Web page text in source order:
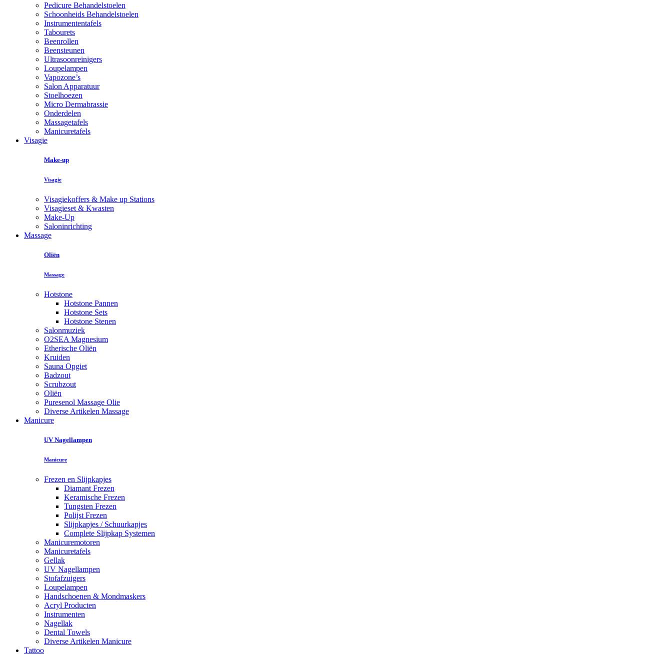
Pedicure Behandelstoelen
Schoonheids Behandelstoelen
Instrumententafels
Tabourets
Beenrollen
Beensteunen
Ultrasoonreinigers
Loupelampen
Vapozone’s
Salon Apparatuur
Stoelhoezen
Micro Dermabrassie
Onderdelen
Massagetafels
Manicuretafels
Visagie
Make-up
Visagie
Visagiekoffers & Make up Stations
Visagieset & Kwasten
Make-Up
Saloninrichting
Massage
Oliën
Massage
Hotstone
Hotstone Pannen
Hotstone Sets
Hotstone Stenen
Salonmuziek
O2SEA Magnesium
Etherische Oliën
Kruiden
Sauna Opgiet
Badzout
Scrubzout
Oliën
Puresenol Massage Olie
Diverse Artikelen Massage
Manicure
UV Nagellampen
Manicure
Frezen en Slijpkapjes
Diamant Frezen
Keramische Frezen
Tungsten Frezen
Polijst Frezen
Slijpkapjes / Schuurkapjes
Complete Slijpkap Systemen
Manicuremotoren
Manicuretafels
Gellak
UV Nagellampen
Stofafzuigers
Loupelampen
Handschoenen & Mondmaskers
Acryl Producten
Instrumenten
Nagellak
Dental Towels
Diverse Artikelen Manicure
Tattoo